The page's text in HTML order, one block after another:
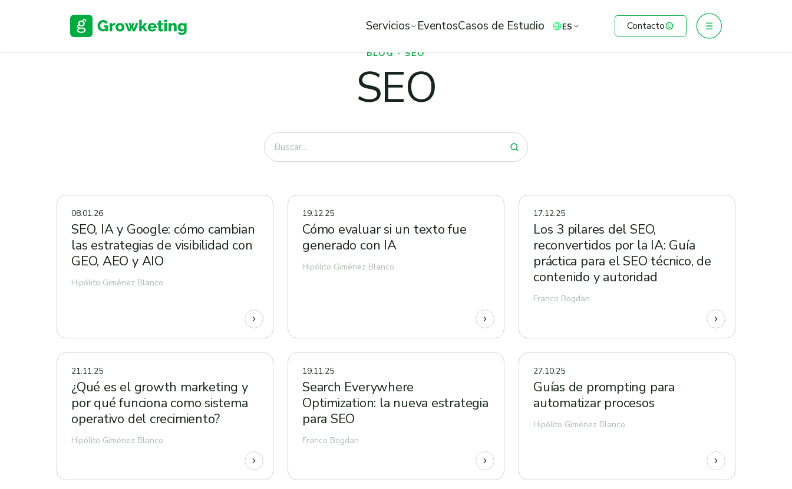
Servicios EventosCasos de Estudio ES Contacto
BLOG · SEO
SEO
08.01.26
SEO, IA y Google: cómo cambian
las estrategias de visibilidad con
GEO, AEO y AIO
Hipólito Giménez Blanco
19.12.25
Cómo evaluar si un texto fue
generado con IA
Hipólito Giménez Blanco
17.12.25
Los 3 pilares del SEO,
reconvertidos por la IA: Guía
práctica para el SEO técnico, de
contenido y autoridad
Franco Bogdan
21.11.25
¿Qué es el growth marketing y
por qué funciona como sistema
operativo del crecimiento?
Hipólito Giménez Blanco
19.11.25
Search Everywhere
Optimization: la nueva estrategia
para SEO
Franco Bogdan
27.10.25
Guías de prompting para
automatizar procesos
Hipólito Giménez Blanco